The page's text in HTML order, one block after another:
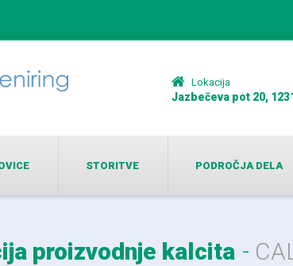
STORITVE PODROČJA DELA
Lokacija
Jazbečeva pot 20,
proizvodnje kalcita